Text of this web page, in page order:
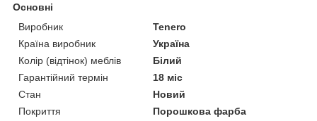
Основні
Виробник
Tenero
Країна виробник
Україна
Колір (відтінок) меблів
Білий
Гарантійний термін
18 міс
Стан
Новий
Покриття
Порошкова фарба